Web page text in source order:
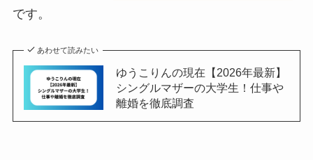
です。
あわせて読みたい
ゆうこりんの現在【2026年最新】
シングルマザーの大学生！仕事や
離婚を徹底調査